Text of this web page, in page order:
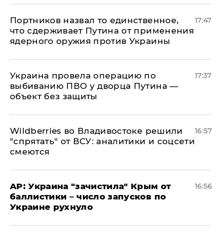
Портников назвал то единственное,
что сдерживает Путина от применения
ядерного оружия против Украины
17:47
Украина провела операцию по
выбиванию ПВО у дворца Путина —
объект без защиты
17:37
Wildberries во Владивостоке решили
"спрятать" от ВСУ: аналитики и соцсети
смеются
16:57
AP: Украина "зачистила" Крым от
баллистики – число запусков по
Украине рухнуло
16:56